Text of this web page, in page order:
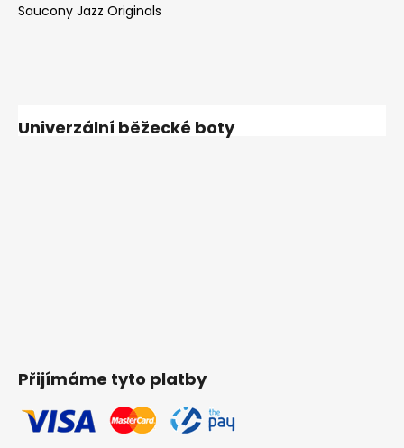
Saucony Jazz Originals
Univerzální běžecké boty
Přijímáme tyto platby